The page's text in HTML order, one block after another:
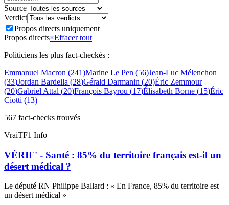
Source
Verdict
Propos directs uniquement
Propos directs×Effacer tout
Politiciens les plus fact-checkés :
Emmanuel Macron (241)Marine Le Pen (56)Jean-Luc Mélenchon
(33)Jordan Bardella (28)Gérald Darmanin (20)Éric Zemmour
(20)Gabriel Attal (20)François Bayrou (17)Élisabeth Borne (15)Éric
Ciotti (13)
567 fact-checks trouvés
VraiTF1 Info
VÉRIF' - Santé : 85% du territoire français est-il un
désert médical ?
Le député RN Philippe Ballard : « En France, 85% du territoire est
un désert médical »